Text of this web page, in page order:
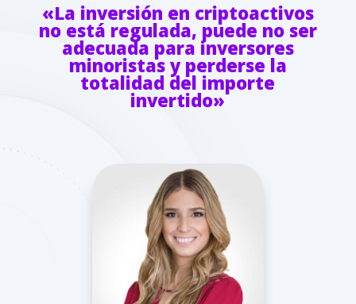
«La inversión en criptoactivos
no está regulada, puede no ser
adecuada para inversores
minoristas y perderse la
totalidad del importe
invertido»